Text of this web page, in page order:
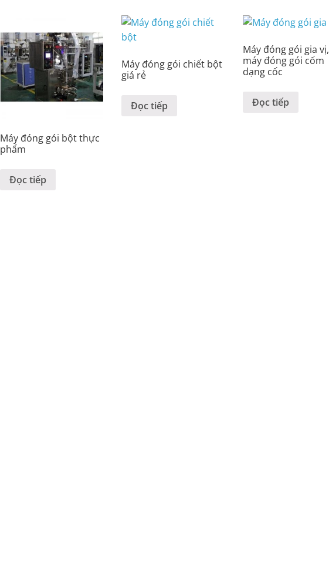
Máy đóng gói bột thực
phẩm
Đọc tiếp
Máy đóng gói chiết bột
giá rẻ
Đọc tiếp
Máy đóng gói gia vị,
máy đóng gói cốm
dạng cốc
Đọc tiếp